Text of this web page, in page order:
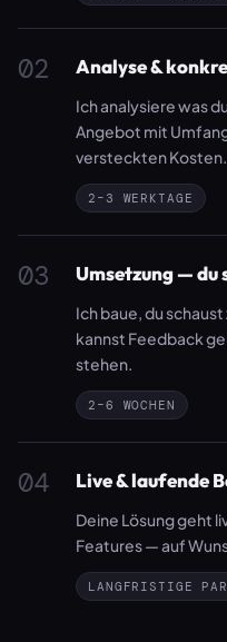
02 Analyse &
Ich analysiere was
Angebot mit
versteckten Kosten.
2–3 WERKTAGE
03 Umsetzung — du
Ich baue, du
kannst Feedback
stehen.
2–6 WOCHEN
04 Live & laufende
Deine Lösung geht
Features — auf
LANGFRISTIGE